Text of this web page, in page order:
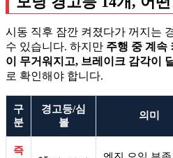
시동 직후 잠깐 켜졌다가 꺼지는
수 있습니다. 하지만 주행 중 계속
이 무거워지고, 브레이크 감각이
로 확인해야 합니다.
구
분
경고등/심
볼
의미
즉